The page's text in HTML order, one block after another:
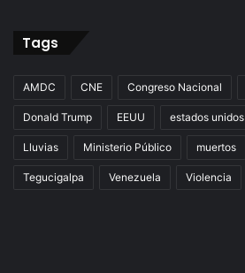
Tags
AMDC CNE Congreso Nacional
Donald Trump EEUU estados unidos
Lluvias Ministerio Público muertos
Tegucigalpa Venezuela Violencia